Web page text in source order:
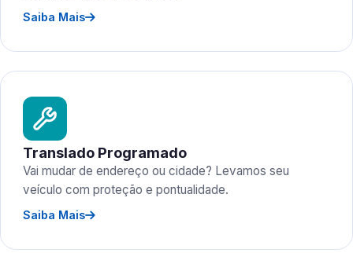
Saiba Mais
Translado Programado
Vai mudar de endereço ou cidade? Levamos seu
veículo com proteção e pontualidade.
Saiba Mais